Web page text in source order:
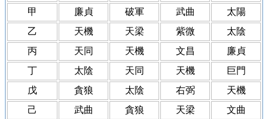
甲
廉貞 破軍 武曲
太陽
乙
天機 天梁 紫微
太陰
丙
天同 天機 文昌
廉貞
丁
太陰 天同 天機
巨門
戊
貪狼 太陰 右弼
天機
己
武曲 貪狼 天梁
文曲